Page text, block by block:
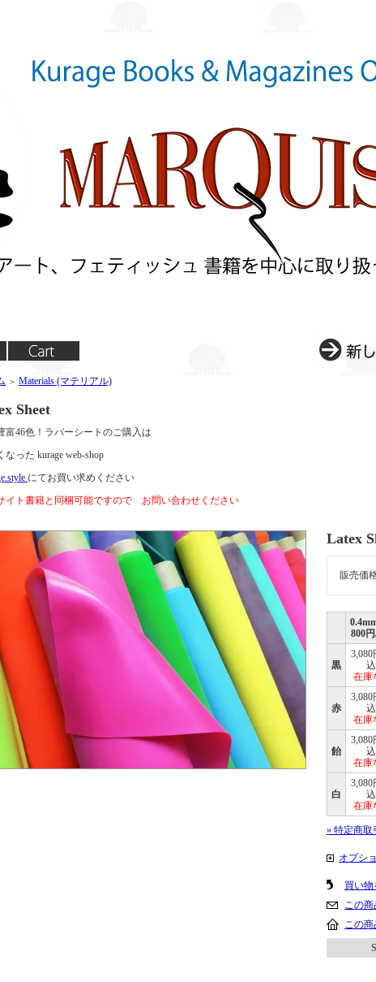
＞ Materials (マテリアル)
Sheet
富46色！ラバーシートのご購入は
なった kurage web-shop
にてお買い求めください
イト書籍と同梱可能ですので お問い合わせください
Latex
販売価
800円
黒
3,080
在庫
赤
3,080
在庫
飴
3,080
在庫
白
3,080
在庫
» 特定商取
オプシ
買い物
この
この